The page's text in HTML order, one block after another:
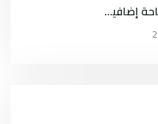
طرق لخلق مساحة إضافية في المنازل الصغيرة